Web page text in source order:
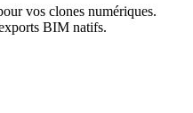
vos clones numériques.
BIM natifs.